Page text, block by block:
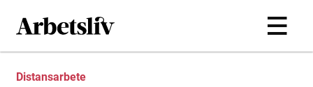
Hoppa till huvudinnehållet
Distansarbete